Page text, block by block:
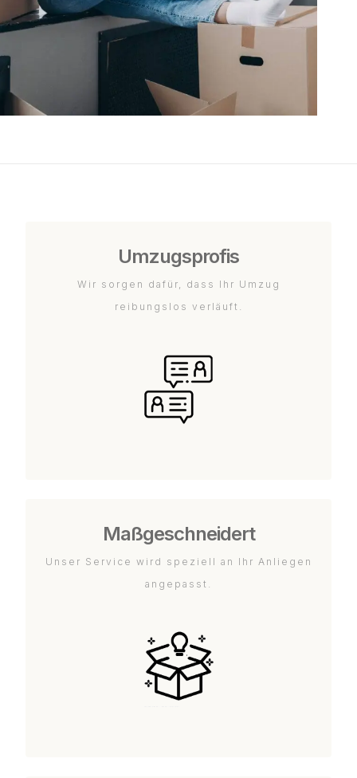
Umzugsprofis
Wir sorgen dafür, dass Ihr Umzug
reibungslos verläuft.
Maßgeschneidert
Unser Service wird speziell an Ihr Anliegen
angepasst.